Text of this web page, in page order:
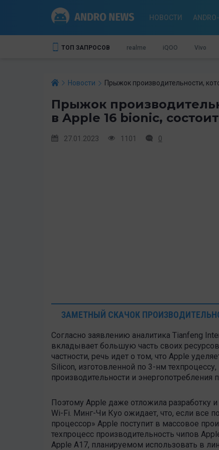
НОВОСТИ
ТОП ЗАПРОСОВ realme iQOO Vivo
Новости Прыжок производительности,
Прыжок
в Apple 16 bionic,
27.01.2023 1101 0
ЗАМЕТНЫЙ СКАЧОК
Согласно заявлению аналитика Tianfeng
вкладывает большую часть своих
частности, речь идет о том, что Apple
Silicon, изготовленной по 3-нм
производительности и
Поэтому Apple даже отложила разработку
Wi-Fi. Минг-Чи Куо ожидает, что, если все
процессор» Apple поступит в массовое
техпроцесс производительность чипов
Apple A17, планируемом использовать в